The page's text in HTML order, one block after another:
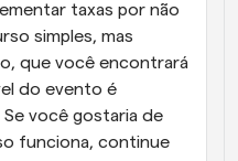
taxas por não
simples, mas
que você encontrará
do evento é
Se você gostaria de
funciona, continue